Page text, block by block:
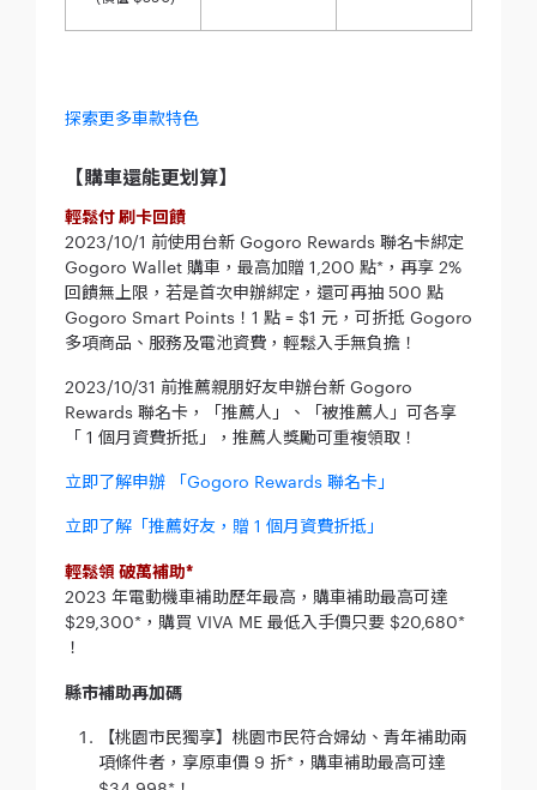
探索更多車款特色
【購車還能更划算】
輕鬆付 刷卡回饋
2023/10/1 前使用台新 Gogoro Rewards 聯名卡綁定
Gogoro Wallet 購車，最高加贈 1,200 點*，再享 2%
回饋無上限，若是首次申辦綁定，還可再抽 500 點
Gogoro Smart Points！1 點 = $1 元，可折抵 Gogoro
多項商品、服務及電池資費，輕鬆入手無負擔！
2023/10/31 前推薦親朋好友申辦台新 Gogoro
Rewards 聯名卡，「推薦人」、「被推薦人」可各享
「 1 個月資費折抵」，推薦人獎勵可重複領取！
立即了解申辦 「Gogoro Rewards 聯名卡」
立即了解「推薦好友，贈 1 個月資費折抵」
輕鬆領 破萬補助*
2023 年電動機車補助歷年最高，購車補助最高可達
$29,300*，購買 VIVA ME 最低入手價只要 $20,680*
！
縣市補助再加碼
【桃園市民獨享】桃園市民符合婦幼、青年補助兩
項條件者，享原車價 9 折*，購車補助最高可達